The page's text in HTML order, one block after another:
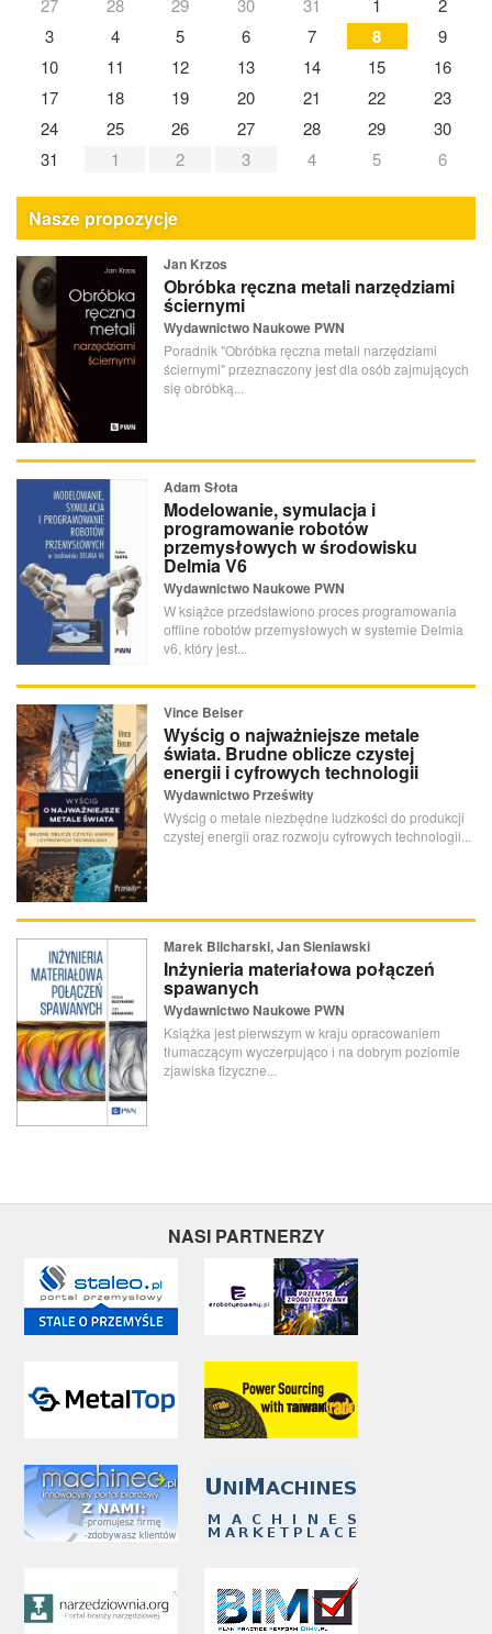
27 28 29 30 31 1
2
3
4 5 6 7 8
9
10
11 12 13 14 15
16
17
18 19 20 21 22
23
24
25 26 27 28 29
30
31
1 2 3 4 5 6
Nasze propozycje
Jan Krzos
Obróbka ręczna metali narzędziami
ściernymi
Wydawnictwo Naukowe PWN
Poradnik "Obróbka ręczna metali narzędziami
ściernymi" przeznaczony jest dla osób zajmujących
się obróbką...
Adam Słota
Modelowanie, symulacja i
programowanie robotów
przemysłowych w środowisku
Delmia V6
Wydawnictwo Naukowe PWN
W książce przedstawiono proces programowania
offline robotów przemysłowych w systemie Delmia
v6, który jest...
Vince Beiser
Wyścig o najważniejsze metale
świata. Brudne oblicze czystej
energii i cyfrowych technologii
Wydawnictwo Prześwity
Wyścig o metale niezbędne ludzkości do produkcji
czystej energii oraz rozwoju cyfrowych technologii...
Marek Blicharski, Jan Sieniawski
Inżynieria materiałowa połączeń
spawanych
Wydawnictwo Naukowe PWN
Książka jest pierwszym w kraju opracowaniem
tłumaczącym wyczerpująco i na dobrym poziomie
zjawiska fizyczne...
NASI PARTNERZY